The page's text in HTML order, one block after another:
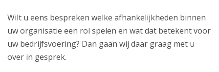
Wilt u eens bespreken welke afhankelijkheden binnen
uw organisatie een rol spelen en wat dat betekent voor
uw bedrijfsvoering? Dan gaan wij daar graag met u
over in gesprek.